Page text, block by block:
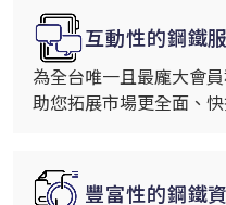
互動性的鋼鐵
為全台唯一且最龐大會
助您拓展市場更全面、快
豐富性的鋼鐵